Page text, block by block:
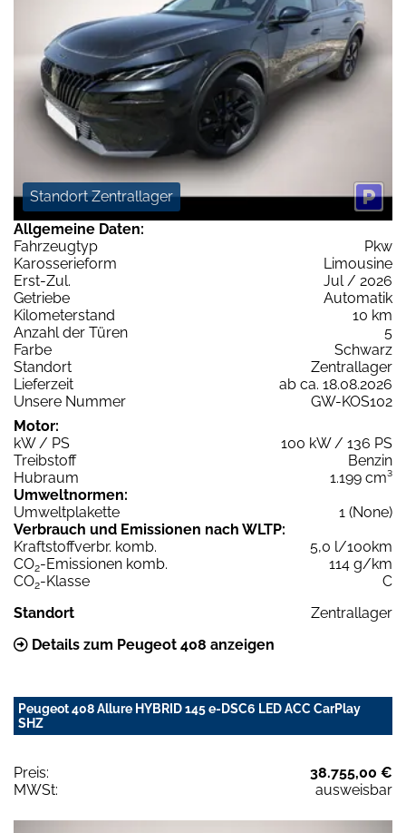
Standort Zentrallager
Allgemeine Daten:
Fahrzeugtyp
Pkw
Karosserieform
Limousine
Erst-Zul.
Jul / 2026
Getriebe
Automatik
Kilometerstand
10 km
Anzahl der Türen
5
Farbe
Schwarz
Standort
Zentrallager
Lieferzeit
ab ca. 18.08.2026
Unsere Nummer
GW-KOS102
Motor:
kW / PS
100 kW / 136 PS
Treibstoff
Benzin
Hubraum
1.199 cm³
Umweltnormen:
Umweltplakette
1 (None)
Verbrauch und Emissionen nach WLTP:
Kraftstoffverbr. komb.
5,0 l/100km
CO2-Emissionen komb.
114 g/km
CO2-Klasse
C
Standort
Zentrallager
Details zum Peugeot 408 anzeigen
Peugeot 408 Allure HYBRID 145 e-DSC6 LED ACC CarPlay
SHZ
Preis:
38.755,00 €
MWSt:
ausweisbar